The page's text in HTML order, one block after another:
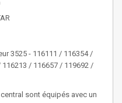
3525 - 116111 / 116354 /
/ 116657 / 119692 /
sont équipés avec un